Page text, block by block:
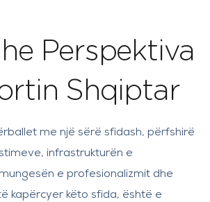
Perspektiva
Shqiptar
me një sërë sfidash, përfshirë
infrastrukturën e
e profesionalizmit dhe
kapërcyer këto sfida, është e